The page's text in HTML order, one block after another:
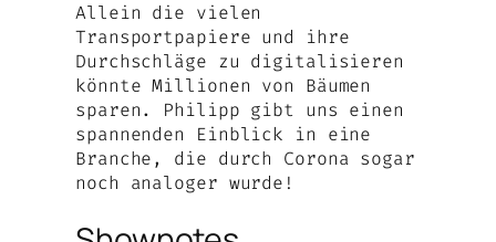
Allein die vielen
Transportpapiere und ihre
Durchschläge zu digitalisieren
könnte Millionen von Bäumen
sparen. Philipp gibt uns einen
spannenden Einblick in eine
Branche, die durch Corona sogar
noch analoger wurde!